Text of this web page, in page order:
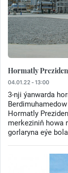
Hormatly
04.01.22 - 13:00
3-nji ýanwarda
Hormatly
merkeziniň howa
gorlaryna eýe